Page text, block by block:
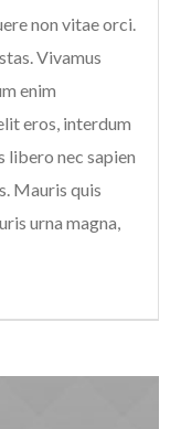
non vitae orci.
Vivamus
enim
eros, interdum
libero nec sapien
Mauris quis
urna magna,